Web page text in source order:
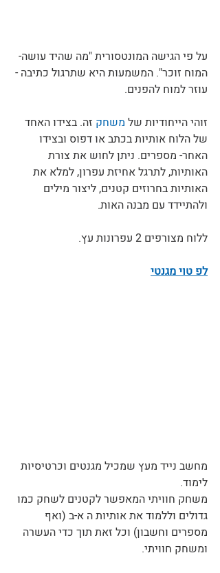
על פי הגישה המונטסורית "מה שהיד עושה-
המוח זוכר". המשמעות היא שתרגול כתיבה -
עוזר למוח להפנים.
זוהי הייחודיות של משחק זה. בצידו האחד
של הלוח אותיות בכתב או דפוס ובצידו
האחר- מספרים. ניתן לחוש את צורת
האותיות, לתרגל אחיזת עפרון, למלא את
האותיות בחרוזים קטנים, ליצור מילים
ולהתיידד עם מבנה האות.
ללוח מצורפים 2 עפרונות עץ.
לפ טוי מגנטי
מחשב נייד מעץ שמכיל מגנטים וכרטיסיות
לימוד.
משחק חוויתי המאפשר לקטנים לשחק כמו
גדולים וללמוד את אותיות ה א-ב (ואף
מספרים וחשבון) וכל זאת תוך כדי העשרה
ומשחק חוויתי.